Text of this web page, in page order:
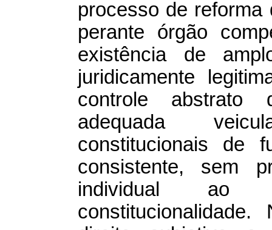
processo de
perante órgão
existência de
juridicamente
controle abstrato
adequada
constitucionais de
consistente, sem
individual ao